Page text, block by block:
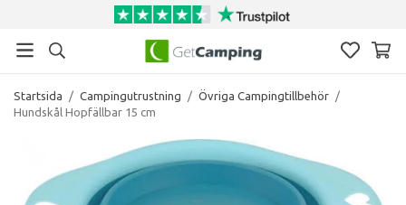
Startsida / Campingutrustning / Övriga Campingtillbehör /
Hundskål Hopfällbar 15 cm